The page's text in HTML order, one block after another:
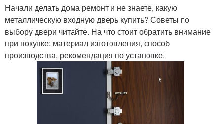
Начали делать дома ремонт и не знаете, какую
металлическую входную дверь купить? Советы по
выбору двери читайте. На что стоит обратить внимание
при покупке: материал изготовления, способ
производства, рекомендация по установке.